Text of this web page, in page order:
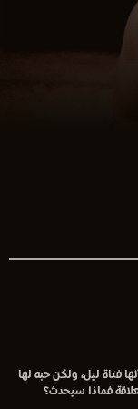
فتاة ليل، ولكن حبه لها
فماذا سيحدث؟